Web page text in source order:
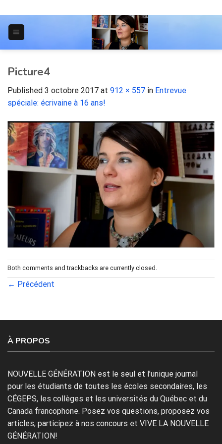
to
content
Picture4
Published 3 octobre 2017 at 912 × 557 in Entrevue
spéciale: écrivaine à 16 ans!
Both comments and trackbacks are currently closed.
← Précédent
À PROPOS
NOUVELLE GÉNÉRATION est le seul et l’unique journal
pour les étudiants de toutes les écoles secondaires, les
CÉGEPS, les collèges et les universités du Québec et du
Canada francophone. Posez vos questions, proposez vos
articles, participez à nos concours et VIVE LA NOUVELLE
GÉNÉRATION!